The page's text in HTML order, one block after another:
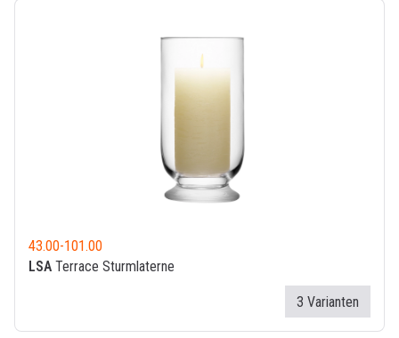
43.00-101.00
LSA Terrace Sturmlaterne
3 Varianten